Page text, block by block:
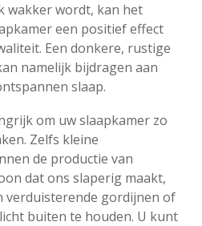
wakker wordt, kan het
een positief effect
Een donkere, rustige
namelijk bijdragen aan
slaap.
om uw slaapkamer zo
Zelfs kleine
de productie van
dat ons slaperig maakt,
verduisterende gordijnen of
buiten te houden. U kunt